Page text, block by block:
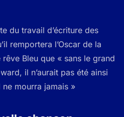
du travail d’écriture des
remportera l’Oscar de la
Bleu que « sans le grand
il n’aurait pas été ainsi
mourra jamais »